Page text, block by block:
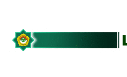
content